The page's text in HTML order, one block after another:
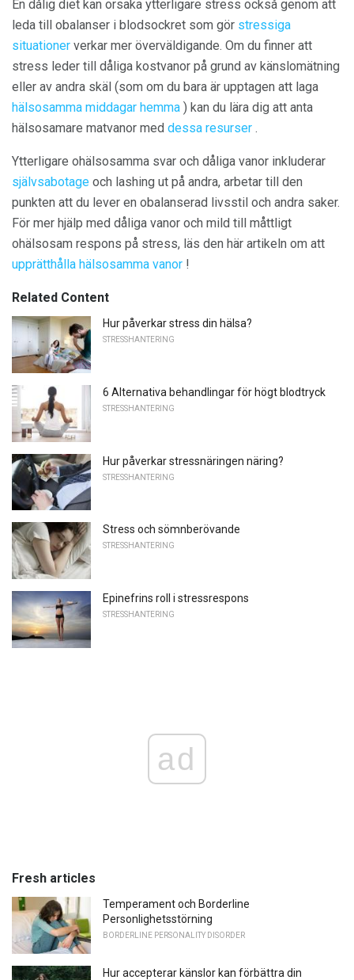
En dålig diet kan orsaka ytterligare stress också genom att
leda till obalanser i blodsockret som gör stressiga
situationer verkar mer överväldigande. Om du finner att
stress leder till dåliga kostvanor på grund av känslomätning
eller av andra skäl (som om du bara är upptagen att laga
hälsosamma middagar hemma ) kan du lära dig att anta
hälsosamare matvanor med dessa resurser .
Ytterligare ohälsosamma svar och dåliga vanor inkluderar
självsabotage och lashing ut på andra, arbetar till den
punkten att du lever en obalanserad livsstil och andra saker.
För mer hjälp med dåliga vanor och mild till måttligt
ohälsosam respons på stress, läs den här artikeln om att
upprätthålla hälsosamma vanor !
Related Content
Hur påverkar stress din hälsa?
STRESSHANTERING
6 Alternativa behandlingar för högt blodtryck
STRESSHANTERING
Hur påverkar stressnäringen näring?
STRESSHANTERING
Stress och sömnberövande
STRESSHANTERING
Epinefrins roll i stressrespons
STRESSHANTERING
ad
Fresh articles
Temperament och Borderline
Personlighetsstörning
BORDERLINE PERSONALITY DISORDER
Hur accepterar känslor kan förbättra din